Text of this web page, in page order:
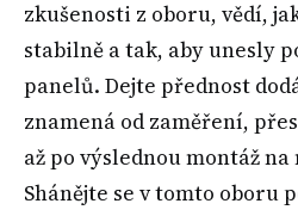
zkušenosti z oboru, vědí,
stabilně a tak, aby unesly
panelů. Dejte přednost
znamená od zaměření,
až po výslednou montáž
Shánějte se v tomto oboru